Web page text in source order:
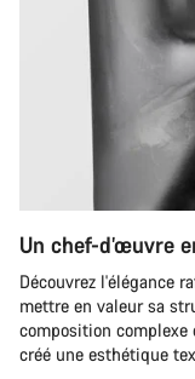
Un chef-d’œuvre
Découvrez l'élégance
mettre en valeur sa
composition complexe
créé une esthétique